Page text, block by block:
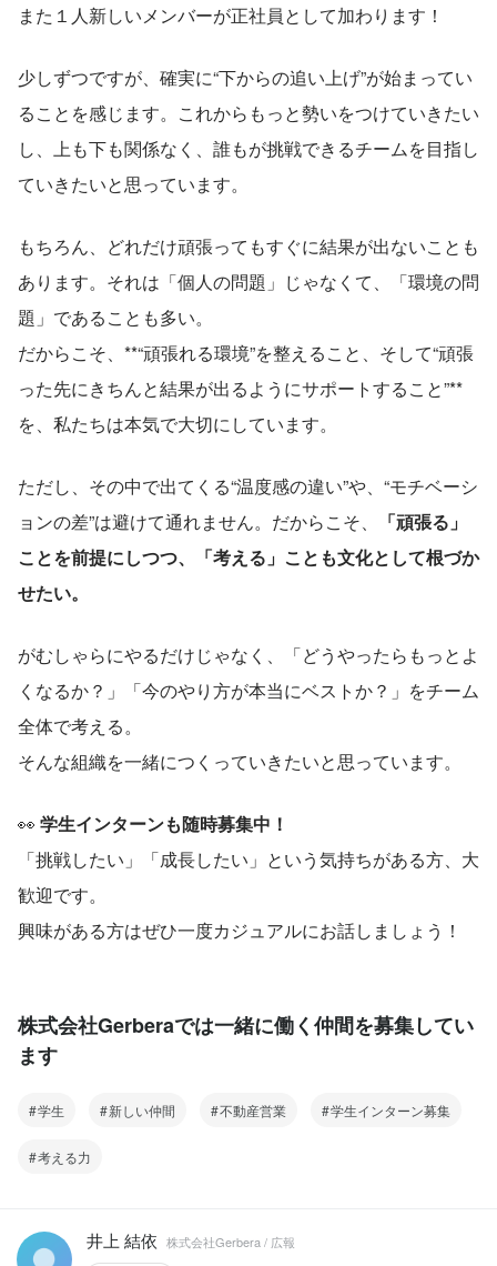
また１人新しいメンバーが正社員として加わります！
少しずつですが、確実に“下からの追い上げ”が始まってい
ることを感じます。これからもっと勢いをつけていきたい
し、上も下も関係なく、誰もが挑戦できるチームを目指し
ていきたいと思っています。
もちろん、どれだけ頑張ってもすぐに結果が出ないことも
あります。それは「個人の問題」じゃなくて、「環境の問
題」であることも多い。
だからこそ、**“頑張れる環境”を整えること、そして“頑張
った先にきちんと結果が出るようにサポートすること”**
を、私たちは本気で大切にしています。
ただし、その中で出てくる“温度感の違い”や、“モチベーシ
ョンの差”は避けて通れません。だからこそ、
「頑張る」
ことを前提にしつつ、「考える」ことも文化として根づか
せたい。
がむしゃらにやるだけじゃなく、「どうやったらもっとよ
くなるか？」「今のやり方が本当にベストか？」をチーム
全体で考える。
そんな組織を一緒につくっていきたいと思っています。
👀 学生インターンも随時募集中！
「挑戦したい」「成長したい」という気持ちがある方、大
歓迎です。
興味がある方はぜひ一度カジュアルにお話しましょう！
株式会社Gerberaでは一緒に働く仲間を募集してい
ます
学生 新しい仲間 不動産営業 学生インターン募集
考える力
井上 結依 株式会社Gerbera / 広報